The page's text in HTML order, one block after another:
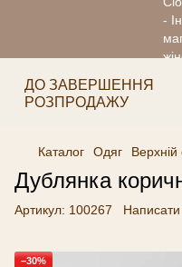
ДО ЗАВЕРШЕННЯ
РОЗПРОДАЖУ
Каталог Одяг Верхній
Дублянка
Артикул: 100267 Написати
−30%